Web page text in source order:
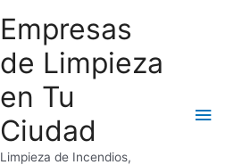
Empresas
de Limpieza
en Tu
Ciudad
Limpieza de Incendios,